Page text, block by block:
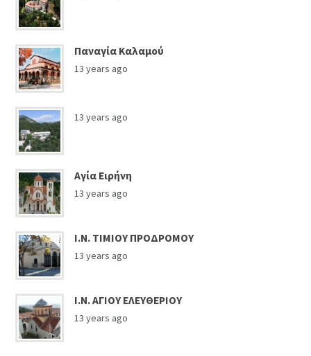
Παναγία Καλαμού
13 years ago
13 years ago
Αγία Ειρήνη
13 years ago
Ι.Ν. ΤΙΜΙΟΥ ΠΡΟΔΡΟΜΟΥ
13 years ago
Ι.Ν. ΑΓΙΟΥ ΕΛΕΥΘΕΡΙΟΥ
13 years ago